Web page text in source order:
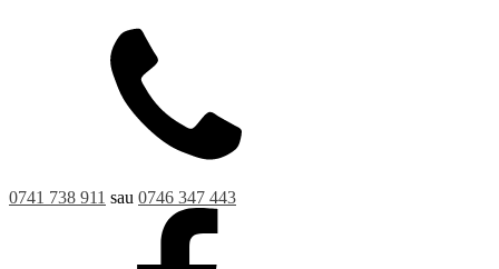
0741 738 911 sau 0746 347 443